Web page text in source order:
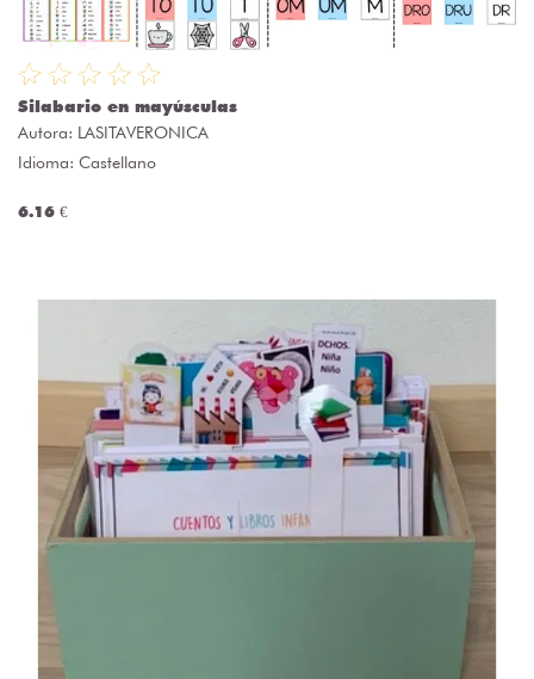
Silabario en mayúsculas
Autora: LASITAVERONICA
Idioma: Castellano
6.16 €